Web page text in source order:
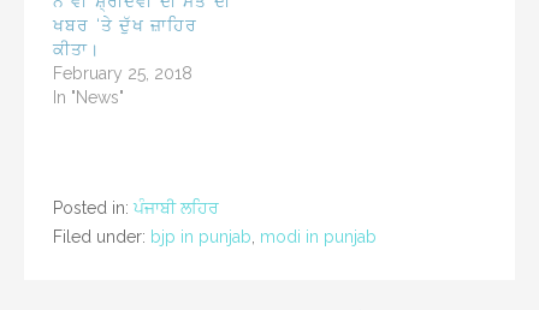
ਖਬਰ ‘ਤੇ ਦੁੱਖ ਜ਼ਾਹਿਰ
ਕੀਤਾ।
February 25, 2018
In "News"
Posted in: ਪੰਜਾਬੀ ਲਹਿਰ
Filed under: bjp in punjab modi in punjab